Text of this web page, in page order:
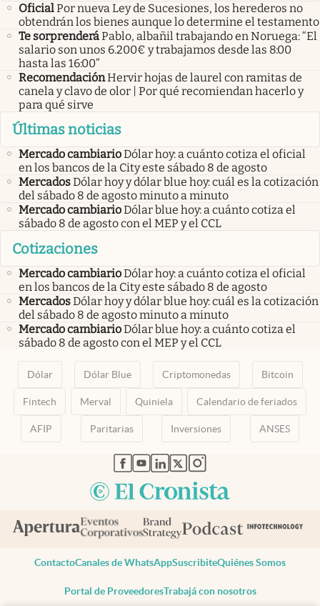
OficialPor nueva Ley de Sucesiones, los herederos no
obtendrán los bienes aunque lo determine el testamento
Te sorprenderáPablo, albañil trabajando en Noruega: “El
salario son unos 6.200€ y trabajamos desde las 8:00
hasta las 16:00”
RecomendaciónHervir hojas de laurel con ramitas de
canela y clavo de olor | Por qué recomiendan hacerlo y
para qué sirve
Últimas noticias
Mercado cambiarioDólar hoy: a cuánto cotiza el oficial
en los bancos de la City este sábado 8 de agosto
MercadosDólar hoy y dólar blue hoy: cuál es la cotización
del sábado 8 de agosto minuto a minuto
Mercado cambiarioDólar blue hoy: a cuánto cotiza el
sábado 8 de agosto con el MEP y el CCL
Cotizaciones
Mercado cambiarioDólar hoy: a cuánto cotiza el oficial
en los bancos de la City este sábado 8 de agosto
MercadosDólar hoy y dólar blue hoy: cuál es la cotización
del sábado 8 de agosto minuto a minuto
Mercado cambiarioDólar blue hoy: a cuánto cotiza el
sábado 8 de agosto con el MEP y el CCL
Dólar Dólar Blue Criptomonedas Bitcoin
Fintech Merval Quiniela Calendario de feriados
AFIP Paritarias Inversiones ANSES
abre en nueva pestaña
abre en nueva pestaña
abre en nueva pestaña
abre en nueva pestaña
abre en nueva pestaña
ContactoCanales de WhatsAppSuscribiteQuiénes Somos
Portal de ProveedoresTrabajá con nosotros